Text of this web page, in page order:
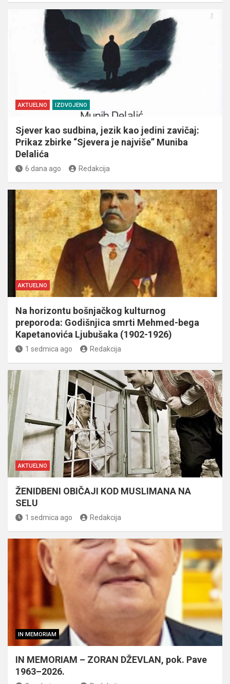
AKTUELNO IZDVOJENO
Sjever kao sudbina, jezik kao jedini zavičaj:
Prikaz zbirke “Sjevera je najviše” Muniba
Delalića
6 dana ago Redakcija
AKTUELNO
Na horizontu bošnjačkog kulturnog
preporoda: Godišnjica smrti Mehmed-bega
Kapetanovića Ljubušaka (1902-1926)
1 sedmica ago Redakcija
AKTUELNO
ŽENIDBENI OBIČAJI KOD MUSLIMANA NA
SELU
1 sedmica ago Redakcija
IN MEMORIAM
IN MEMORIAM – ZORAN DŽEVLAN, pok. Pave
1963–2026.